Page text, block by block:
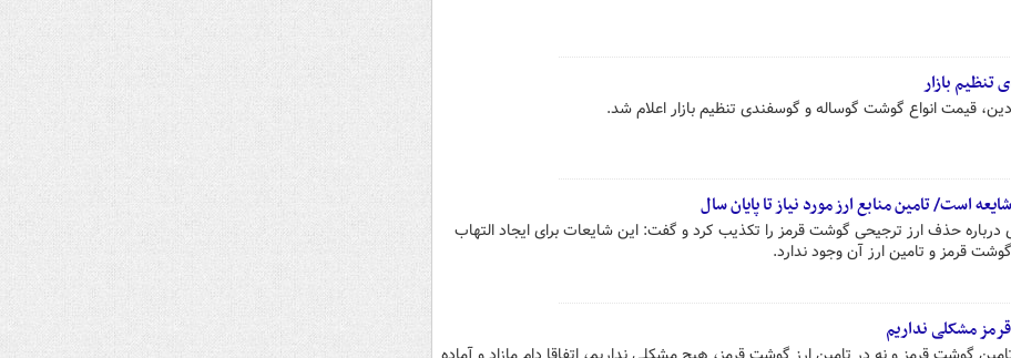
بازار
قیمت انواع گوشت گوساله و گوسفندی تنظیم بازار اعلام شد.
است/ تامین منابع ارز مورد نیاز تا پایان سال
درباره حذف ارز ترجیحی گوشت قرمز را تکذیب کرد و گفت: این شایعات برای ایجاد التهاب
قرمز و تامین ارز آن وجود ندارد.
مشکلی نداریم